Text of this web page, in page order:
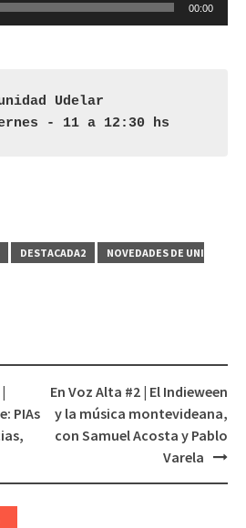
00:00
Udelar
- 11 a 12:30 hs
DESTACADA2
NOVEDADES DE UNI
PIAs
En Voz Alta #2 | El Indieween
y la música montevideana,
con Samuel Acosta y Pablo
Varela